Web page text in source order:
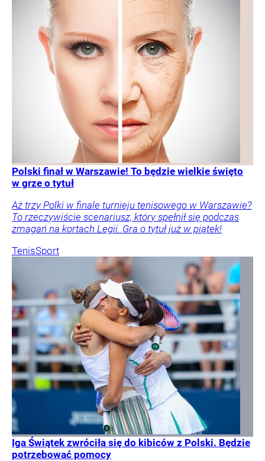
Polski finał w Warszawie! To będzie wielkie święto
w grze o tytuł
Aż trzy Polki w finale turnieju tenisowego w Warszawie?
To rzeczywiście scenariusz, który spełnił się podczas
zmagań na kortach Legii. Gra o tytuł już w piątek!
TenisSport
Iga Świątek zwróciła się do kibiców z Polski. Będzie
potrzebować pomocy